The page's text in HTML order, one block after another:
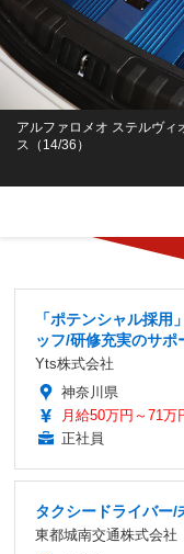
アルファロメオ ステルヴィ
ス（14/36）
「ポテンシャル採用
ッフ/研修充実のサポ
Yts株式会社
神奈川県
月給50万円～71万
正社員
タクシードライバー
東都城南交通株式会社